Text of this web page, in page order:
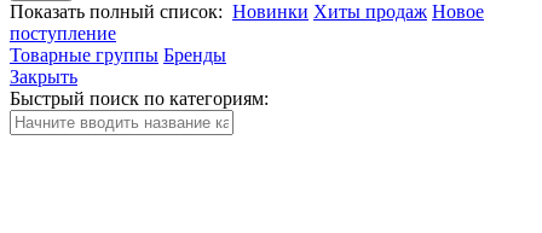
Показать полный список: Новинки Хиты продаж Новое
поступление
Товарные группы Бренды
Закрыть
Быстрый поиск по категориям: